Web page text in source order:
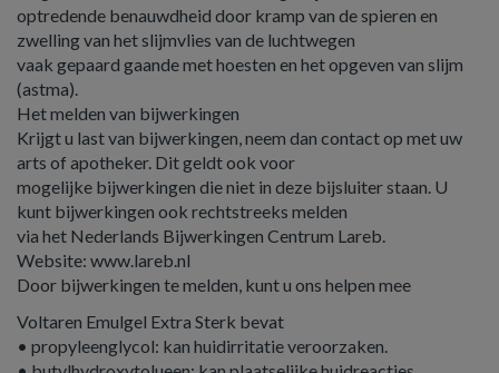
optredende benauwdheid door kramp van de spieren en
zwelling van het slijmvlies van de luchtwegen
vaak gepaard gaande met hoesten en het opgeven van slijm
(astma).
Het melden van bijwerkingen
Krijgt u last van bijwerkingen, neem dan contact op met uw
arts of apotheker. Dit geldt ook voor
mogelijke bijwerkingen die niet in deze bijsluiter staan. U
kunt bijwerkingen ook rechtstreeks melden
via het Nederlands Bijwerkingen Centrum Lareb.
Website: www.lareb.nl
Door bijwerkingen te melden, kunt u ons helpen mee
Voltaren Emulgel Extra Sterk bevat
• propyleenglycol: kan huidirritatie veroorzaken.